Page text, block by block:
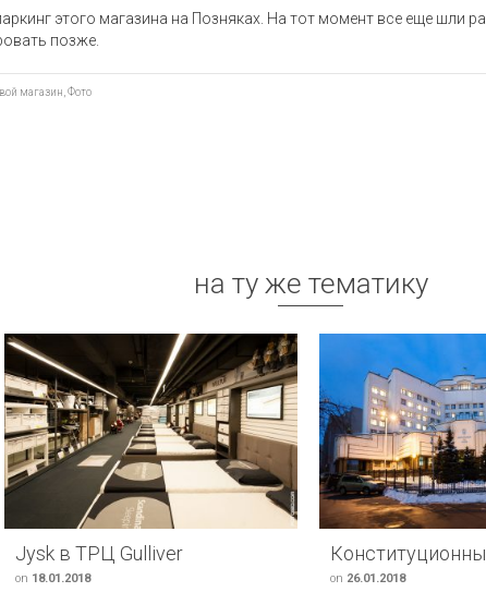
этого магазина на Позняках. На тот момент все еще шли
позже.
магазин Фото
на ту же тематику
Jysk в ТРЦ Gulliver
on 18.01.2018 on 26.01.2018